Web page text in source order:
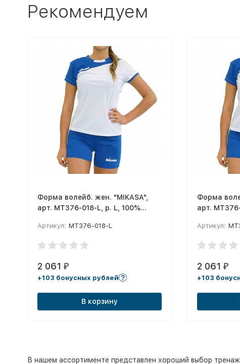
Рекомендуем
Форма волейб. жен. "MIKASA",
арт. MT376-018-L, р. L, 100%
Артикул: MT376-018-L
2 061 ₽
+103 бонусных рублей
В корзину
Форма
арт.
Артикул:
2 061₽
+103
В нашем ассортименте представлен хороший выбор